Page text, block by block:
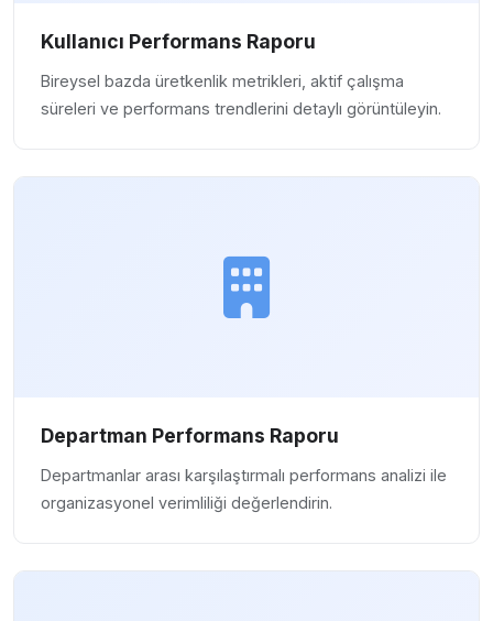
Kullanıcı Performans Raporu
Bireysel bazda üretkenlik metrikleri, aktif çalışma
süreleri ve performans trendlerini detaylı görüntüleyin.
Departman Performans Raporu
Departmanlar arası karşılaştırmalı performans analizi ile
organizasyonel verimliliği değerlendirin.